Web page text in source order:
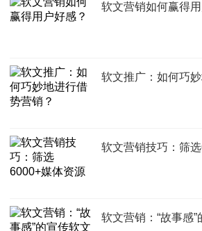
软文营销如何赢得
软文推广：如何巧
软文营销技巧：筛
软文营销：“故事感